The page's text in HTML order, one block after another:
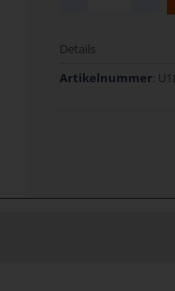
Details
Artikelnummer: